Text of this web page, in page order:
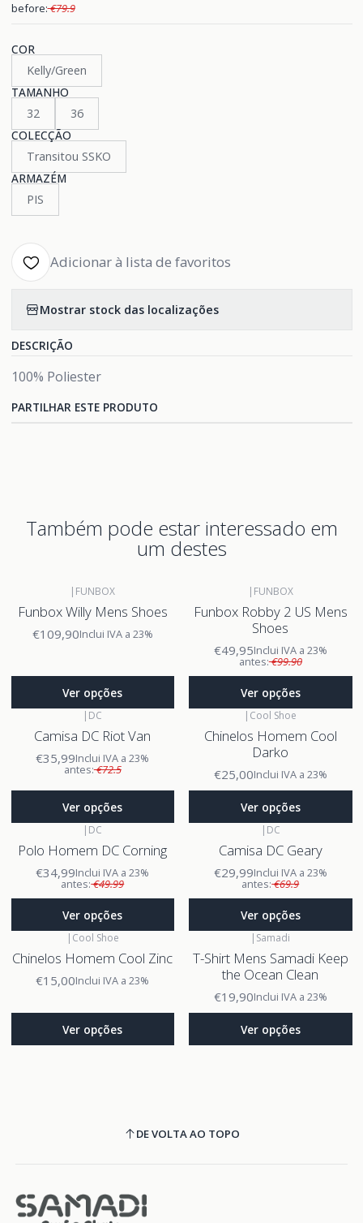
before:€79.9
COR
Kelly/Green
TAMANHO
32
36
COLECÇÃO
Transitou SSKO
ARMAZÉM
PIS
Adicionar à lista de favoritos
Mostrar stock das localizações
DESCRIÇÃO
100% Poliester
PARTILHAR ESTE PRODUTO
Também pode estar interessado em
um destes
| FUNBOX
Funbox Willy Mens Shoes
€109,90Inclui IVA a 23%
Ver opções
| FUNBOX
Funbox Robby 2 US Mens
Shoes
€49,95Inclui IVA a 23%
antes:€99.90
Ver opções
| DC
Camisa DC Riot Van
€35,99Inclui IVA a 23%
antes:€72.5
Ver opções
| Cool Shoe
Chinelos Homem Cool
Darko
€25,00Inclui IVA a 23%
Ver opções
| DC
Polo Homem DC Corning
€34,99Inclui IVA a 23%
antes:€49.99
Ver opções
| DC
Camisa DC Geary
€29,99Inclui IVA a 23%
antes:€69.9
Ver opções
| Cool Shoe
Chinelos Homem Cool Zinc
€15,00Inclui IVA a 23%
Ver opções
| Samadi
T-Shirt Mens Samadi Keep
the Ocean Clean
€19,90Inclui IVA a 23%
Ver opções
DE VOLTA AO TOPO